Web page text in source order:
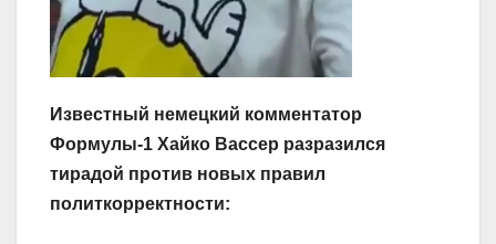
Известный немецкий комментатор
Формулы-1 Хайко Вассер разразился
тирадой против новых правил
политкорректности: